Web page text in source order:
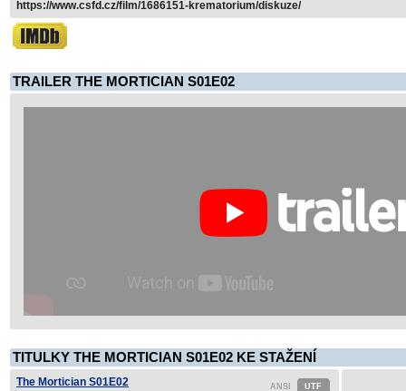
https://www.csfd.cz/film/1686151-krematorium/diskuze/
TRAILER THE MORTICIAN S01E02
TITULKY THE MORTICIAN S01E02 KE STAŽENÍ
The Mortician S01E02